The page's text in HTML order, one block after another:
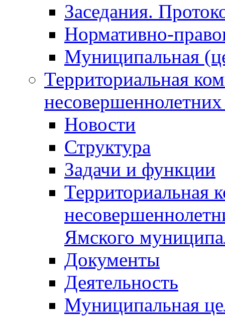
Заседания.
Нормативно-
Муниципальная
Территориальная
Новости
Структура
Задачи и функции
Территориальная
Ямского
Документы
Деятельность
Муниципальная